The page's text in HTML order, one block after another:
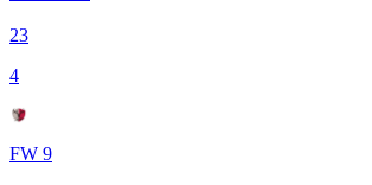
23
4
FW 9